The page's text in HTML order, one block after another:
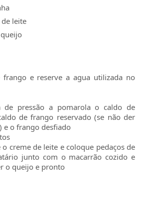
leite
frango e reserve a agua utilizada no
de pressão a pomarola o caldo de
de frango reservado (se não der
e o frango desfiado
creme de leite e coloque pedaços de
junto com o macarrão cozido e
o queijo e pronto